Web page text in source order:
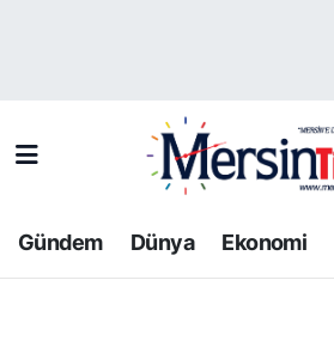
Gündem Dünya Ekonomi
Bilim-Teknoloji
Dünya
Trafik Durumu
Tüm Manşetler